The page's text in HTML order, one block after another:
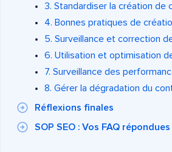
3. Standardiser la création de
4. Bonnes pratiques de
5. Surveillance et correction
6. Utilisation et optimisation
7. Surveillance des
8. Gérer la dégradation du
Réflexions finales
SOP SEO : Vos FAQ répondues